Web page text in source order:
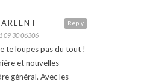
Reply
09 30 06306
te loupes pas du tout !
et nouvelles
général. Avec les